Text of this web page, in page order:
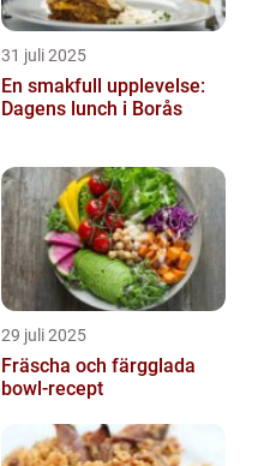
31 juli 2025
En smakfull upplevelse:
Dagens lunch i Borås
29 juli 2025
Fräscha och färgglada
bowl-recept